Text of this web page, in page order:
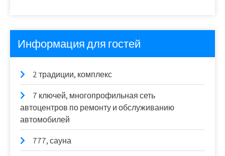
Информация для гостей
2 традиции, комплекс
7 ключей, многопрофильная сеть
автоцентров по ремонту и обслуживанию
автомобилей
777, сауна